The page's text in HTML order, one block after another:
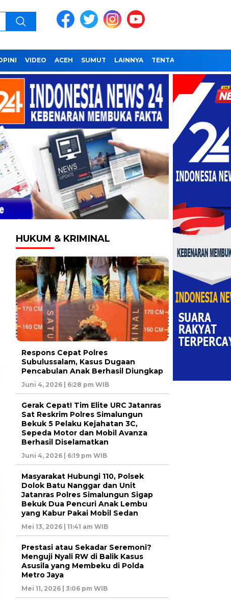
VIDEO ACEH SUMUT LAINNYA TENTANG KAMI
HUKUM & KRIMINAL
Respons Cepat Polres
Subulussalam, Kasus Dugaan
Pencabulan Anak Berhasil Diungkap
Juni 4, 2026 | 6:28 pm WIB
Gerak Cepat! Tim Elite URC Jatanras
Sat Reskrim Polres Simalungun
Bekuk 5 Pelaku Kejahatan 3C,
Sepeda Motor dan Mobil Avanza
Berhasil Diselamatkan
Juni 4, 2026 | 6:19 pm WIB
Masyarakat Hubungi 110, Polsek
Dolok Batu Nanggar dan Unit
Jatanras Polres Simalungun Sigap
Bekuk Dua Pencuri Anak Lembu
yang Kabur Pakai Mobil Sedan
Mei 13, 2026 | 11:41 am WIB
Prestasi atau Sekadar Seremoni?
Menguji Nyali RW di Balik Kasus
Asusila yang Membeku di Polda
Metro Jaya
Mei 11, 2026 | 3:06 pm WIB